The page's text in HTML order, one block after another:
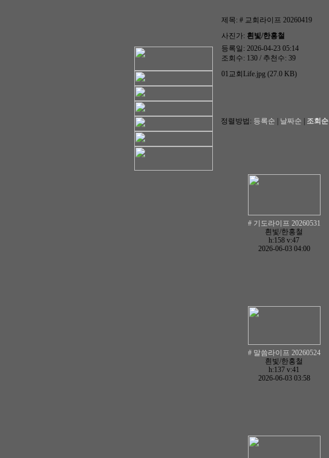
제목: # 교회라이프 20260419
사진가: 흰빛/한홍철
등록일: 2026-04-23 05:14
조회수: 130 / 추천수: 39
01교회Life.jpg (27.0 KB)
정렬방법: 등록순 날짜순 조회순
# 기도라이프 20260531
흰빛/한홍철
h:158 v:47
2026-06-03 04:00
# 말씀라이프 20260524
흰빛/한홍철
h:137 v:41
2026-06-03 03:58